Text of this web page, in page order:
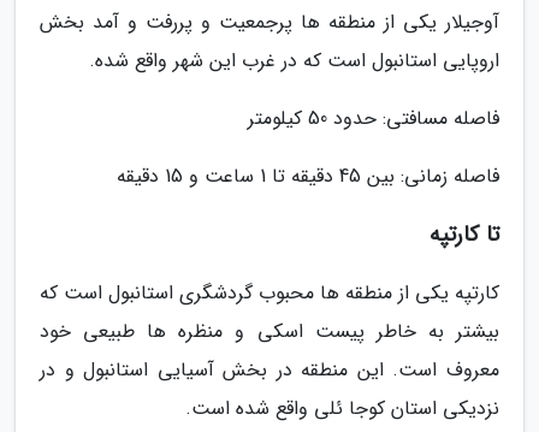
آوجیلار یکی از منطقه ها پرجمعیت و پررفت و آمد بخش
اروپایی استانبول است که در غرب این شهر واقع شده.
فاصله مسافتی: حدود 50 کیلومتر
فاصله زمانی: بین 45 دقیقه تا 1 ساعت و 15 دقیقه
تا کارتپه
کارتپه یکی از منطقه ها محبوب گردشگری استانبول است که
بیشتر به خاطر پیست اسکی و منظره ها طبیعی خود
معروف است. این منطقه در بخش آسیایی استانبول و در
نزدیکی استان کوجا ئلی واقع شده است.